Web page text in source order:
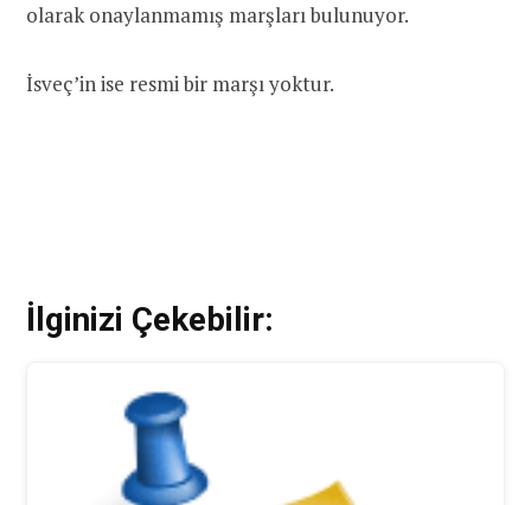
olarak onaylanmamış marşları bulunuyor.
İsveç’in ise resmi bir marşı yoktur.
İlginizi Çekebilir: